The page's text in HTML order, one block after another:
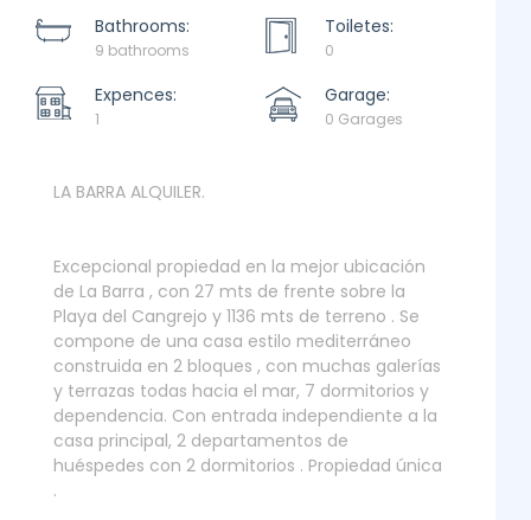
Bathrooms:
9 bathrooms
Toiletes:
0
Expences:
1
Garage:
0 Garages
LA BARRA ALQUILER.
Excepcional propiedad en la mejor ubicación
de La Barra , con 27 mts de frente sobre la
Playa del Cangrejo y 1136 mts de terreno . Se
compone de una casa estilo mediterráneo
construida en 2 bloques , con muchas galerías
y terrazas todas hacia el mar, 7 dormitorios y
dependencia. Con entrada independiente a la
casa principal, 2 departamentos de
huéspedes con 2 dormitorios . Propiedad única
.